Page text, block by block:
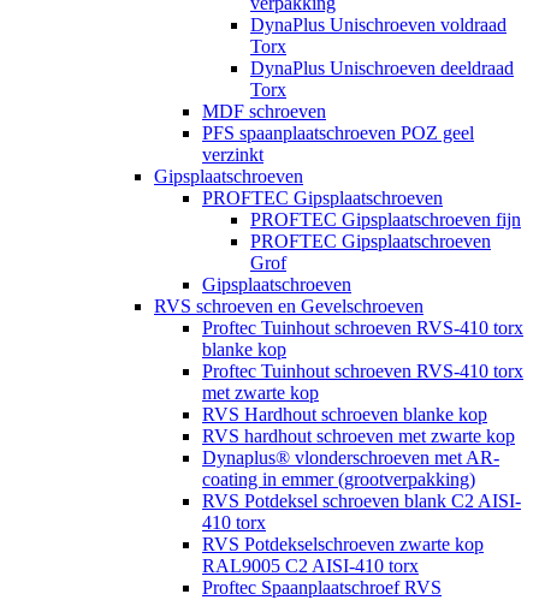
DynaPlus Unischroeven voldraad
Torx
DynaPlus Unischroeven deeldraad
Torx
MDF schroeven
PFS spaanplaatschroeven POZ geel
verzinkt
Gipsplaatschroeven
PROFTEC Gipsplaatschroeven
PROFTEC Gipsplaatschroeven fijn
PROFTEC Gipsplaatschroeven
Grof
Gipsplaatschroeven
RVS schroeven en Gevelschroeven
Proftec Tuinhout schroeven RVS-410 torx
blanke kop
Proftec Tuinhout schroeven RVS-410 torx
met zwarte kop
RVS Hardhout schroeven blanke kop
RVS hardhout schroeven met zwarte kop
Dynaplus® vlonderschroeven met AR-
coating in emmer (grootverpakking)
RVS Potdeksel schroeven blank C2 AISI-
410 torx
RVS Potdekselschroeven zwarte kop
RAL9005 C2 AISI-410 torx
Proftec Spaanplaatschroef RVS